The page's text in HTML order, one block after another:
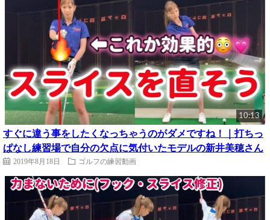
10:13
すぐに違う事をしたくなっちゃうのがダメですね！｜打ちっ
ぱなし練習場で自分の欠点に気付いたモデルの新井美穂さん
2019年8月18日 ゴルフの練習動画